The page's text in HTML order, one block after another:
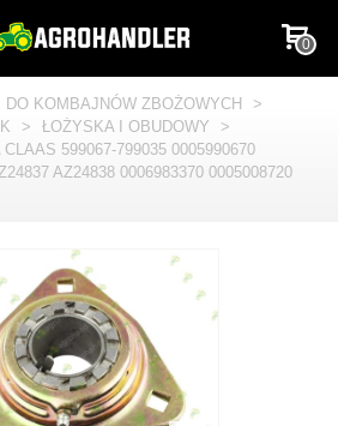
0
DO KOMBAJNÓW ZBOŻOWYCH
>
> ŁOŻYSKA I OBUDOWY
>
599067-799035 0005990670
AZ24838 0006983370 0005008720